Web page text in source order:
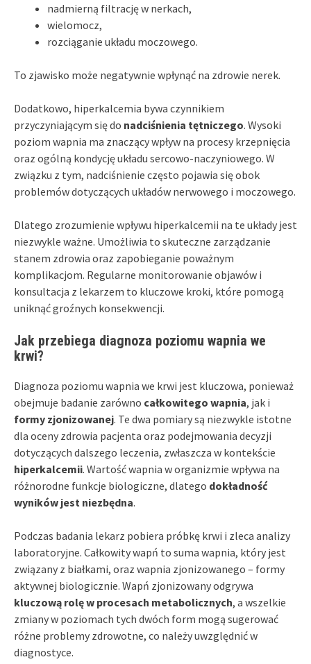
nadmierną filtrację w nerkach,
wielomocz,
rozciąganie układu moczowego.
To zjawisko może negatywnie wpłynąć na zdrowie nerek.
Dodatkowo, hiperkalcemia bywa czynnikiem
przyczyniającym się do nadciśnienia tętniczego. Wysoki
poziom wapnia ma znaczący wpływ na procesy krzepnięcia
oraz ogólną kondycję układu sercowo-naczyniowego. W
związku z tym, nadciśnienie często pojawia się obok
problemów dotyczących układów nerwowego i moczowego.
Dlatego zrozumienie wpływu hiperkalcemii na te układy jest
niezwykle ważne. Umożliwia to skuteczne zarządzanie
stanem zdrowia oraz zapobieganie poważnym
komplikacjom. Regularne monitorowanie objawów i
konsultacja z lekarzem to kluczowe kroki, które pomogą
uniknąć groźnych konsekwencji.
Jak przebiega diagnoza poziomu wapnia we
krwi?
Diagnoza poziomu wapnia we krwi jest kluczowa, ponieważ
obejmuje badanie zarówno całkowitego wapnia, jak i
formy zjonizowanej. Te dwa pomiary są niezwykle istotne
dla oceny zdrowia pacjenta oraz podejmowania decyzji
dotyczących dalszego leczenia, zwłaszcza w kontekście
hiperkalcemii. Wartość wapnia w organizmie wpływa na
różnorodne funkcje biologiczne, dlatego dokładność
wyników jest niezbędna.
Podczas badania lekarz pobiera próbkę krwi i zleca analizy
laboratoryjne. Całkowity wapń to suma wapnia, który jest
związany z białkami, oraz wapnia zjonizowanego – formy
aktywnej biologicznie. Wapń zjonizowany odgrywa
kluczową rolę w procesach metabolicznych, a wszelkie
zmiany w poziomach tych dwóch form mogą sugerować
różne problemy zdrowotne, co należy uwzględnić w
diagnostyce.